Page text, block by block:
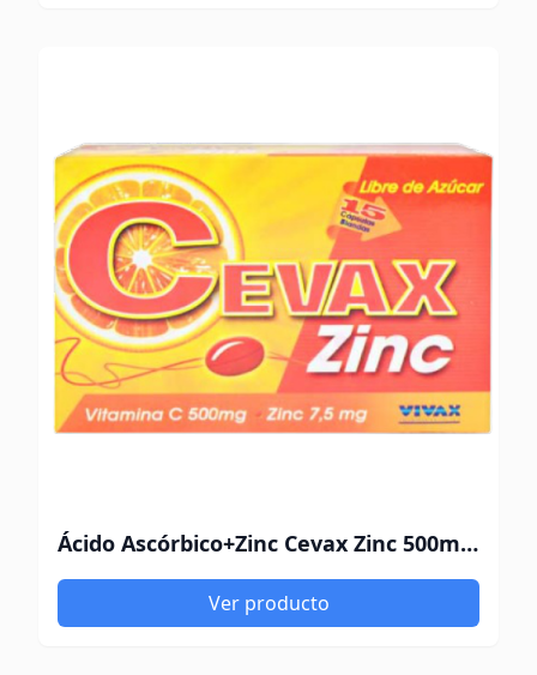
Ácido Ascórbico+Zinc Cevax Zinc 500mg-7.5mg 15 Cápsulas
Ver producto